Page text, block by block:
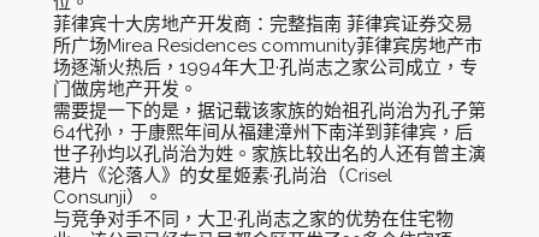
菲律宾十大房地产开发商：完整指南 菲律宾证券交易
所广场Mirea Residences community菲律宾房地产市
场逐渐火热后，1994年大卫·孔尚志之家公司成立，专
门做房地产开发。
需要提一下的是，据记载该家族的始祖孔尚治为孔子第
64代孙，于康熙年间从福建漳州下南洋到菲律宾，后
世子孙均以孔尚治为姓。家族比较出名的人还有曾主演
港片《沦落人》的女星姬素·孔尚治（Crisel
Consunji）。
与竞争对手不同，大卫·孔尚志之家的优势在住宅物